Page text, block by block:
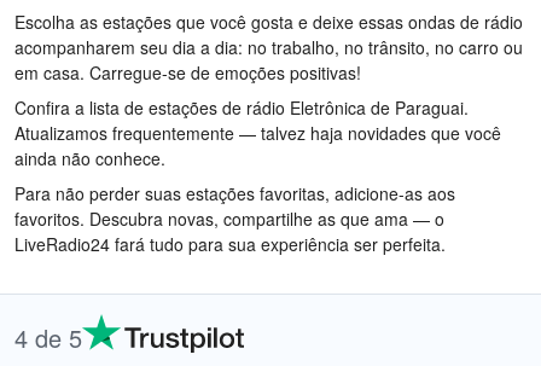
Escolha as estações que você gosta e deixe essas ondas de rádio
acompanharem seu dia a dia: no trabalho, no trânsito, no carro ou
em casa. Carregue-se de emoções positivas!
Confira a lista de estações de rádio Eletrônica de Paraguai.
Atualizamos frequentemente — talvez haja novidades que você
ainda não conhece.
Para não perder suas estações favoritas, adicione-as aos
favoritos. Descubra novas, compartilhe as que ama — o
LiveRadio24 fará tudo para sua experiência ser perfeita.
4 de 5